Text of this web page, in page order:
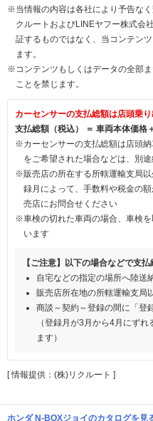
※当情報の内容は各社により予告な
クルートおよびLINEヤフー株式会
証するものではなく、当コンテン
ます。
※コンテンツもしくはデータの全部
ことを禁じます。
カーセンサーの支払総額は店頭乗
支払総額（税込） ＝ 車両本体価格
※カーセンサーの支払総額は店頭
をご希望された場合などは、別
※販売店の所在する所轄運輸支局
録月によって、手数料や税金の
売店にお問合せください
※車検の切れた車両の場合、車検
います
【ご注意】以下の場合などで支
自宅などの指定の場所へ陸送
販売店所在地の所轄運輸支局
商談～契約～登録の間に「登
（登録月が3月から4月にず
ます）
[ 情報提供：(株)リクルート ]
ホンダ N-BOXジョイのカタログを見